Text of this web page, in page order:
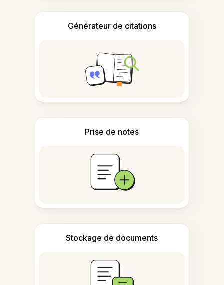
Générateur de citations
Prise de notes
Stockage de documents